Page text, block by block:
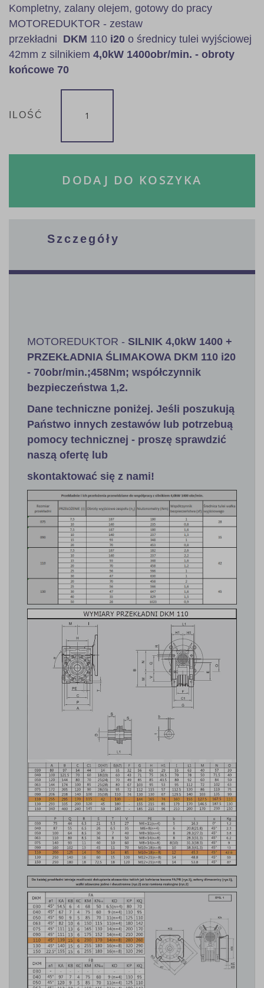
Kompletny, zalany olejem, gotowy do pracy
MOTOREDUKTOR - zestaw
przekładni DKM 110 i20 o średnicy tulei wyjściowej
42mm z silnikiem 4,0kW 1400obr/min. - obroty
końcowe 70
ILOŚĆ
DODAJ DO KOSZYKA
Szczegóły
MOTOREDUKTOR - SILNIK 4,0kW 1400 +
PRZEKŁADNIA ŚLIMAKOWA DKM 110 i20
- 70obr/min.;458Nm; współczynnik
bezpieczeństwa 1,2.
Dane techniczne poniżej. Jeśli poszukują
Państwo innych zestawów lub potrzebuą
pomocy technicznej - proszę sprawdzić
naszą ofertę lub
skontaktować się z nami!